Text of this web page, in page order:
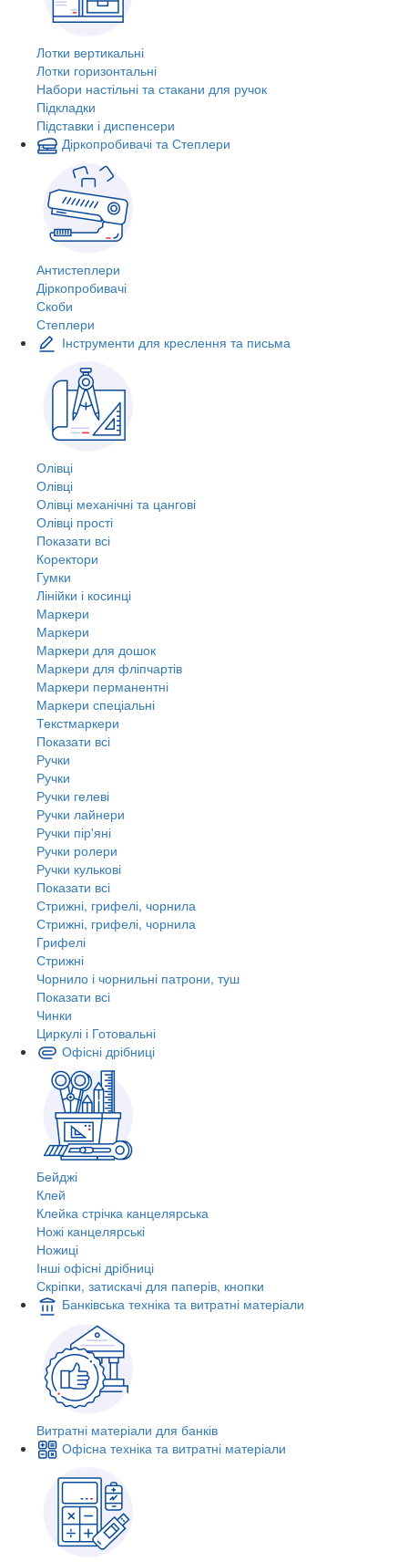
Лотки вертикальні
Лотки горизонтальні
Набори настільні та стакани для ручок
Підкладки
Підставки і диспенсери
Діркопробивачі та Степлери
Антистеплери
Діркопробивачі
Скоби
Степлери
Інструменти для креслення та письма
Олівці
Олівці
Олівці механічні та цангові
Олівці прості
Показати всі
Коректори
Гумки
Лінійки і косинці
Маркери
Маркери
Маркери для дошок
Маркери для фліпчартів
Маркери перманентні
Маркери спеціальні
Текстмаркери
Показати всі
Ручки
Ручки
Ручки гелеві
Ручки лайнери
Ручки пір'яні
Ручки ролери
Ручки кулькові
Показати всі
Стрижні, грифелі, чорнила
Стрижні, грифелі, чорнила
Грифелі
Стрижні
Чорнило і чорнильні патрони, туш
Показати всі
Чинки
Циркулі і Готовальні
Офісні дрібниці
Бейджі
Клей
Клейка стрічка канцелярська
Ножі канцелярські
Ножиці
Інші офісні дрібниці
Скріпки, затискачі для паперів, кнопки
Банківська техніка та витратні матеріали
Витратні матеріали для банків
Офісна техніка та витратні матеріали